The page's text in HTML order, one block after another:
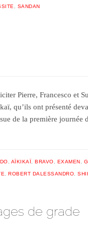
SANDAN
Pierre, Francesco et
qu’ils ont présenté
de la première journée
AÏKIKAÏ ,BRAVO EXAMEN
,ROBERT DALESSANDRO ,
de grade